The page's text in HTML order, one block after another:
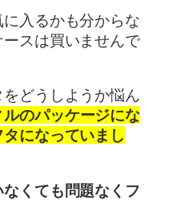
入るかも分からな
スは買いませんで
どうしようか悩ん
ルのパッケージにな
になっていまし
くても問題なくフ